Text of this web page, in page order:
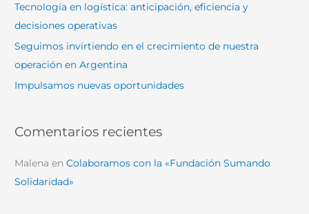
r
:
Tecnología en logística: anticipación, eficiencia y
decisiones operativas
Seguimos invirtiendo en el crecimiento de nuestra
operación en Argentina
Impulsamos nuevas oportunidades
Comentarios recientes
Malena enColaboramos con la «Fundación Sumando
Solidaridad»